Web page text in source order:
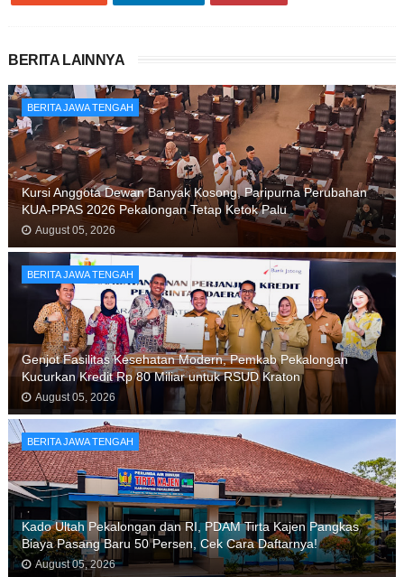
BERITA LAINNYA
BERITA JAWA TENGAH
Kursi Anggota Dewan Banyak Kosong, Paripurna Perubahan
KUA-PPAS 2026 Pekalongan Tetap Ketok Palu
August 05, 2026
BERITA JAWA TENGAH
Genjot Fasilitas Kesehatan Modern, Pemkab Pekalongan
Kucurkan Kredit Rp 80 Miliar untuk RSUD Kraton
August 05, 2026
BERITA JAWA TENGAH
Kado Ultah Pekalongan dan RI, PDAM Tirta Kajen Pangkas
Biaya Pasang Baru 50 Persen, Cek Cara Daftarnya!
August 05, 2026